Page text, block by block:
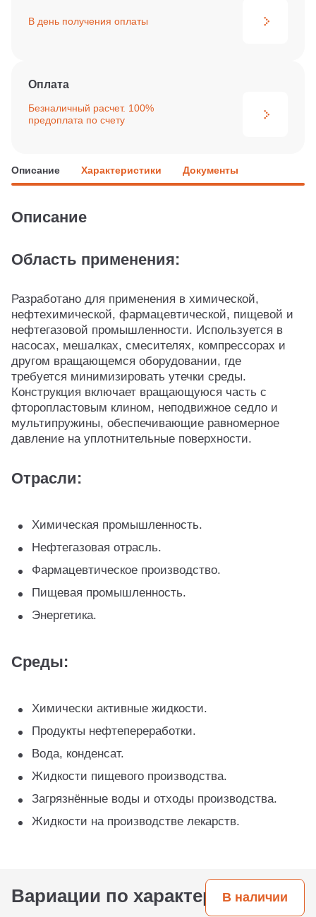
В день получения оплаты
Оплата
Безналичный расчет. 100%
предоплата по счету
Описание Характеристики Документы
Описание
Область применения:
Разработано для применения в химической,
нефтехимической, фармацевтической, пищевой и
нефтегазовой промышленности. Используется в
насосах, мешалках, смесителях, компрессорах и
другом вращающемся оборудовании, где
требуется минимизировать утечки среды.
Конструкция включает вращающуюся часть с
фторопластовым клином, неподвижное седло и
мультипружины, обеспечивающие равномерное
давление на уплотнительные поверхности.
Отрасли:
Химическая промышленность.
Нефтегазовая отрасль.
Фармацевтическое производство.
Пищевая промышленность.
Энергетика.
Среды:
Химически активные жидкости.
Продукты нефтепереработки.
Вода, конденсат.
Жидкости пищевого производства.
Загрязнённые воды и отходы производства.
Жидкости на производстве лекарств.
Вариации по характеристикам
В наличии